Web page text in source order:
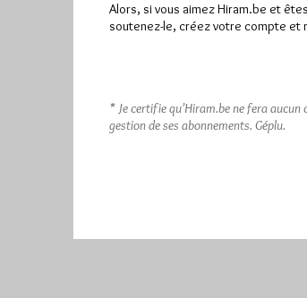
Alors, si vous aimez Hiram.be et
soutenez-le, créez votre compte et
* Je certifie qu’Hiram.be ne fera
gestion de ses abonnements. Géplu.